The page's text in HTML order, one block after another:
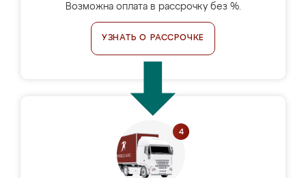
Возможна оплата в рассрочку без %.
УЗНАТЬ О РАССРОЧКЕ